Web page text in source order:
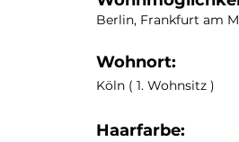
Berlin, Frankfurt am
Wohnort:
Köln ( 1. Wohnsitz )
Haarfarbe: